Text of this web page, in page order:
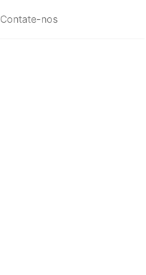
Contate-nos